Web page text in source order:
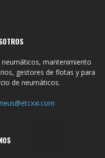
mantenimiento
gestores de flotas y para
de neumáticos.